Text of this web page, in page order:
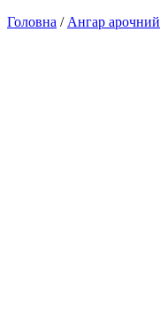
Головна / Ангар арочний